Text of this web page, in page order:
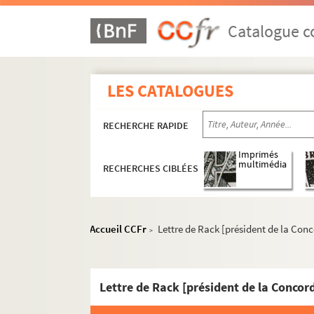
Catalogue
LES CATALOGUES
RECHERCHE RAPIDE
RECHERCHES CIBLÉES
Imprimés
multimédia
Accueil CCFr > Lettre de Rack [président de la
MS 1015. Etat des seigneuries d'Alsace au
MS 1016. Geschichte des Stadtbibliothek
MS 1017. Copie d'un manuscrit Bibl.
MS 1019. Morts pour la France 1914-1918 :
MS 1020. Beiträge zur Geschichte von
MS 1021. Valses pour piano à quatre
MS 1022. Mémoire sur le poste de Bitche
MS 1023. Union Chorale, livre de caisse
MS 1024. General Versammlung vom 27
MS 1028. Castra Vogesi Alsatiae :
MS 1029. Nomenclature des communes